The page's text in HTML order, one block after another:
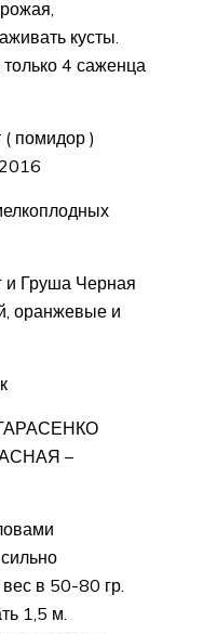
кусты.
4 саженца
помидор )
и Груша Черная
оранжевые и
–
в 50-80 гр.
1,5 м.